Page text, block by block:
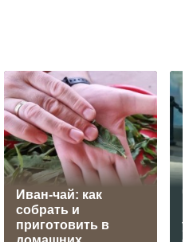
Иван-чай: как
собрать и
приготовить в